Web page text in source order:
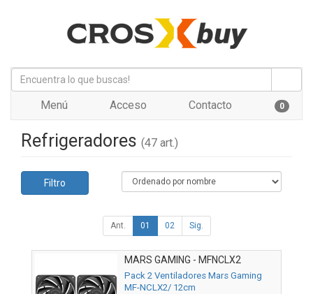
Menú Acceso Contacto 0
Refrigeradores (47 art.)
Filtro
Ant. 01 02 Sig.
MARS GAMING - MFNCLX2
Pack 2 Ventiladores Mars Gaming
MF-NCLX2/ 12cm